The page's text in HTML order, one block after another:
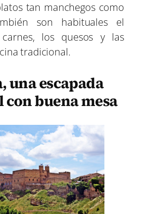
tan manchegos como
son habituales el
los quesos y las
tradicional.
una escapada
buena mesa